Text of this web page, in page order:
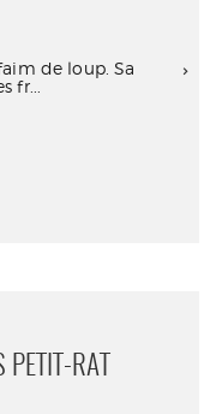
de loup. Sa
fr...
RAT